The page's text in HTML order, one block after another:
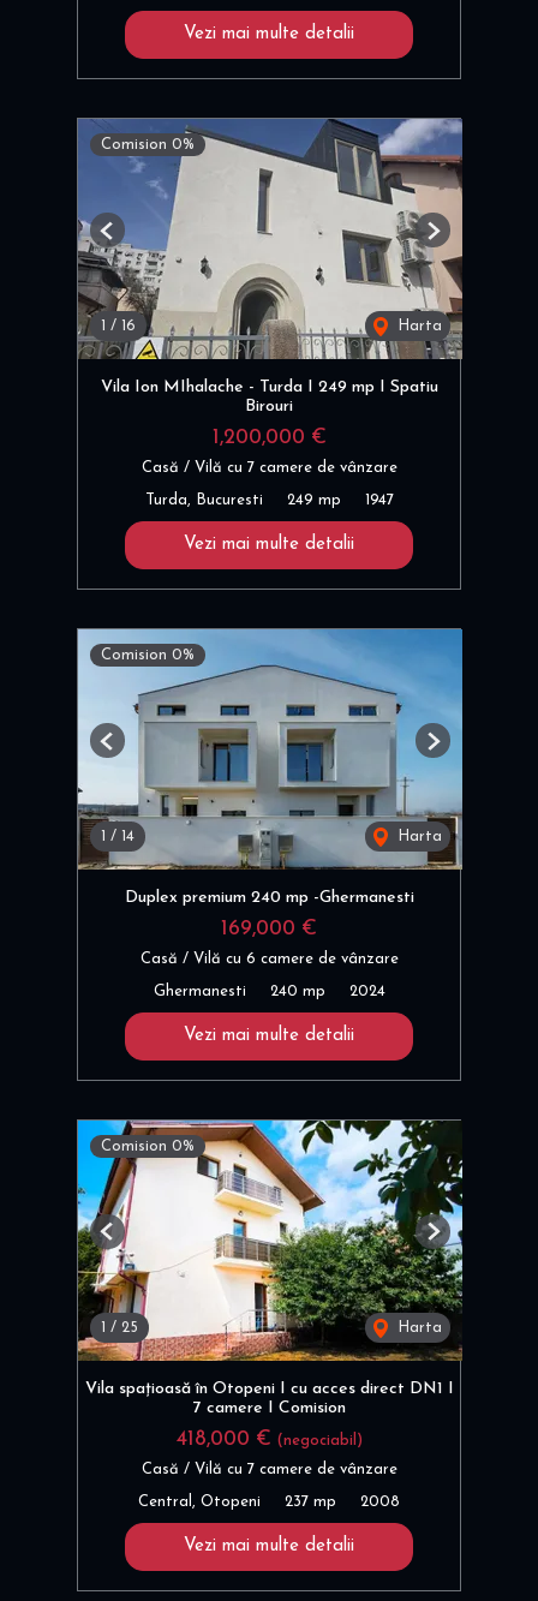
Vezi mai multe detalii
Comision 0%
/ 16 Harta
Previous Next
Vila Ion MIhalache - Turda I 249 mp I Spatiu
Birouri
1,200,000 €
Casă / Vilă cu 7 camere de vânzare
Turda, Bucuresti 249 mp 1947
Vezi mai multe detalii
Comision 0%
1 / 14 Harta
Previous Next
Duplex premium 240 mp -Ghermanesti
169,000 €
Casă / Vilă cu 6 camere de vânzare
Ghermanesti 240 mp 2024
Vezi mai multe detalii
Comision 0%
1 / 25 Harta
Previous Next
Vila spațioasă în Otopeni I cu acces direct DN1 I
7 camere I Comision
418,000 € (negociabil)
Casă / Vilă cu 7 camere de vânzare
Central, Otopeni 237 mp 2008
Vezi mai multe detalii